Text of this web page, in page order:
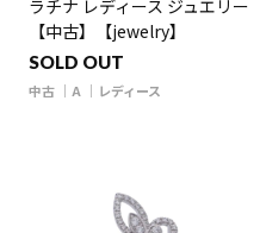
ラチナ レディース ジュエリー
【中古】【jewelry】
SOLD OUT
中古 A レディース